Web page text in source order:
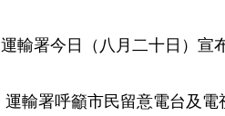
運輸署今日（八月二十日）宣
運輸署呼籲市民留意電台及